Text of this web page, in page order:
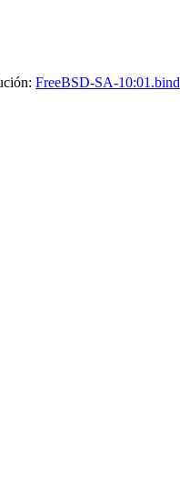
FreeBSD-SA-10:01.bind